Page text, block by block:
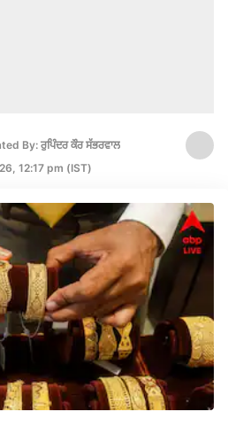
By: ਰੁਪਿੰਦਰ ਕੌਰ ਸੱਭਰਵਾਲ
12:17 pm (IST)